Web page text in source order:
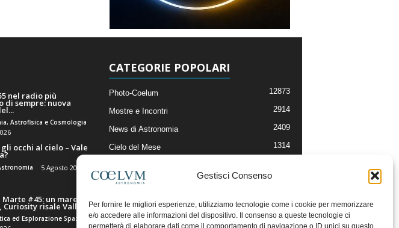
Gestisci Consenso
Per fornire le migliori esperienze, utilizziamo tecnologie come i cookie per memorizzare
e/o accedere alle informazioni del dispositivo. Il consenso a queste tecnologie ci
permetterà di elaborare dati come il comportamento di navigazione o ID unici su questo
nel radio più
di sempre: nuova
Astrofisica e Cosmologia
occhi al cielo – Vale
5 Agosto 2026
#45: un mare di
risale Valle...
CATEGORIE POPOLARI
Photo-Coelum 12873
Mostre e Incontri 2914
News di Astronomia 2409
Cielo del Mese 1314
Articoli e Risorse On-Line
Il Blog della Redazione